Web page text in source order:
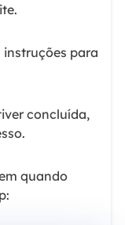
para
concluída,
quando